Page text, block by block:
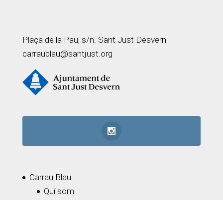
Plaça de la Pau, s/n. Sant Just Desvern
carraublau@santjust.org
Carrau Blau
Quí som